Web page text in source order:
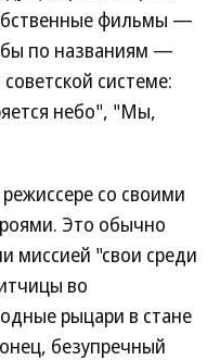
фильмы —
по названиям —
системе:
небо", "Мы,
со своими
Это обычно
миссией "свои среди
во
рыцари в стане
безупречный